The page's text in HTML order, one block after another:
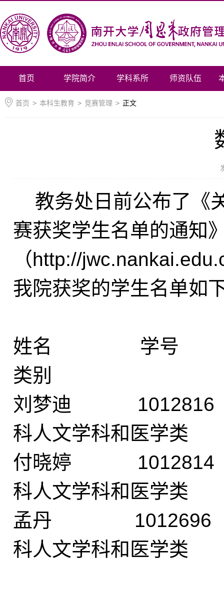
首页 学院简介 学科系所 师资队伍
首页 > 本科生教育 > 竞赛管理 > 正文
教务处日前公布了《
赛获奖学生名单的通知
（http://
我院获奖的学生名单如
姓名 学号
类别
刘梦迪
科人文学科和医学类
付晓婷
科人文学科和医学类
孟丹
科人文学科和医学类